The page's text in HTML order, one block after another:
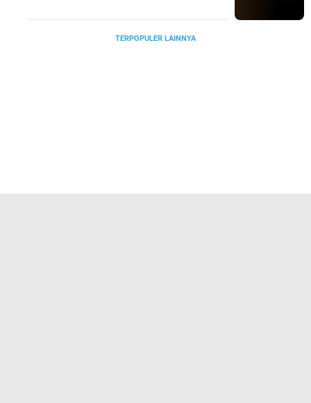
TERPOPULER LAINNYA